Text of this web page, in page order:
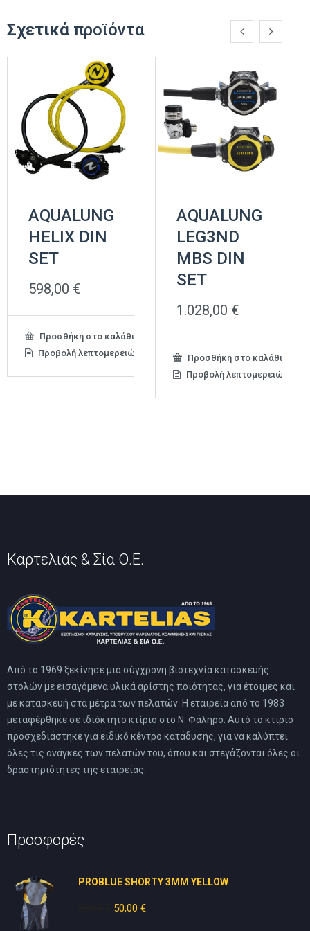
Σχετικά προϊόντα
AQUALUNG
HELIX DIN
SET
598,00 €
Προσθήκη στο καλάθι
Προβολή λεπτομερειών
AQUALUNG
LEG3ND
MBS DIN
SET
1.028,00 €
Προσθήκη στο καλάθι
Προβολή λεπτομερειών
Καρτελιάς & Σία Ο.Ε.
Από το 1969 ξεκίνησε μια σύγχρονη βιοτεχνία κατασκευής
στολών με εισαγόμενα υλικά αρίστης ποιότητας, για έτοιμες και
με κατασκευή στα μέτρα των πελατών. Η εταιρεία από το 1983
μεταφέρθηκε σε ιδιόκτητο κτίριο στο Ν. Φάληρο. Αυτό το κτίριο
προσχεδιάστηκε για ειδικό κέντρο κατάδυσης, για να καλύπτει
όλες τις ανάγκες των πελατών του, όπου και στεγάζονται όλες οι
δραστηριότητες της εταιρείας.
Προσφορές
PROBLUE SHORTY 3MM YELLOW
Original
50,00 €Η